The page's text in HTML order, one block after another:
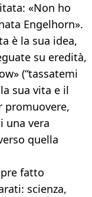
«Non ho
Engelhorn».
è la sua idea,
su eredità,
(“tassatemi
sua vita e il
promuovere,
una vera
quella
fatto
scienza,